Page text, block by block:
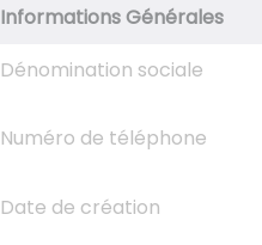
Informations Générales
Dénomination sociale
Numéro de téléphone
Date de création